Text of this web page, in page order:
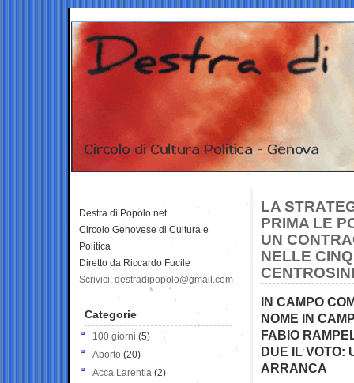
LA
PRIMA LE
UN
NELLE
IN CAMPO
NOME IN
FABIO
DUE IL VOTO:
ARRANCA
Destra di Popolo.net
Circolo Genovese di Cultura e
Politica
Diretto da Riccardo Fucile
Scrivici: destradipopolo@gmail.com
Categorie
100 giorni (5)
Aborto (20)
Acca Larentia (2)